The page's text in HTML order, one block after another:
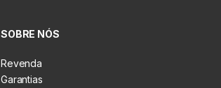
SOBRE NÓS
Revenda
Garantias